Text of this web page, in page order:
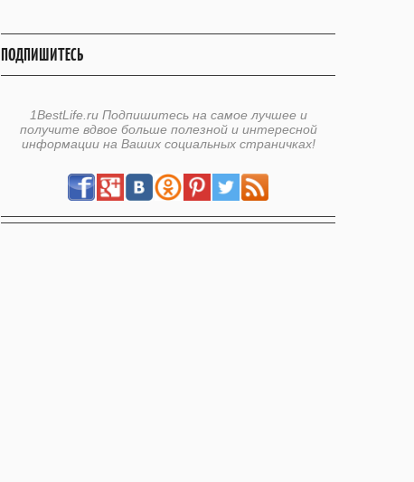
ПОДПИШИТЕСЬ
1BestLife.ru Подпишитесь на самое лучшее и
получите вдвое больше полезной и интересной
информации на Ваших социальных страничках!